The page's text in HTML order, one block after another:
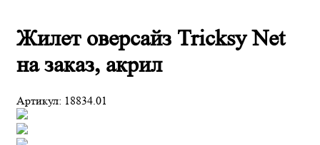
Жилет оверсайз Tricksy Net
на заказ, акрил
Артикул: 18834.01